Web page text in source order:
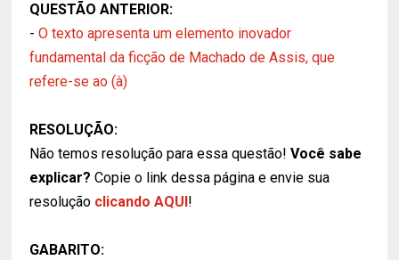
QUESTÃO ANTERIOR:
-O texto apresenta um elemento inovador
fundamental da ficção de Machado de Assis, que
refere-se ao (à)
RESOLUÇÃO:
Não temos resolução para essa questão!Você sabe
explicar? Copie o link dessa página e envie sua
resolução clicando AQUI!
GABARITO: